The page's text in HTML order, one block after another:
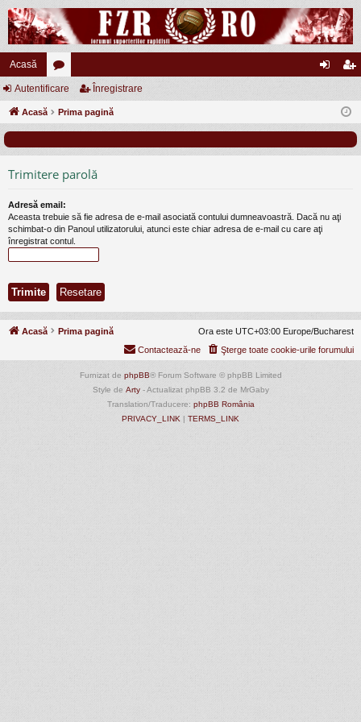
Acasă
or
u eg
Autentificare Înregistrare
Acasă Prima pagină
Trimitere parolă
Adresă email:
Aceasta trebuie să fie adresa de e-mail asociată contului dumneavoastră. Dacă nu aţi
schimbat-o din Panoul utilizatorului, atunci este chiar adresa de e-mail cu care aţi
înregistrat contul.
Acasă Prima pagină
Ora este UTC+03:00 Europe/Bucharest
Şterge toate cookie-urile forumului
Contactează-ne
Furnizat de phpBB® Forum Software © phpBB Limited
Style de Arty- Actualizat phpBB 3.2 de MrGaby
Translation/Traducere: phpBB România
PRIVACY_LINK | TERMS_LINK